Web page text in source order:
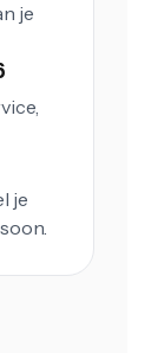
je
je